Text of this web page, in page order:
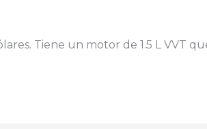
Tiene un motor de 1.5 L VVT